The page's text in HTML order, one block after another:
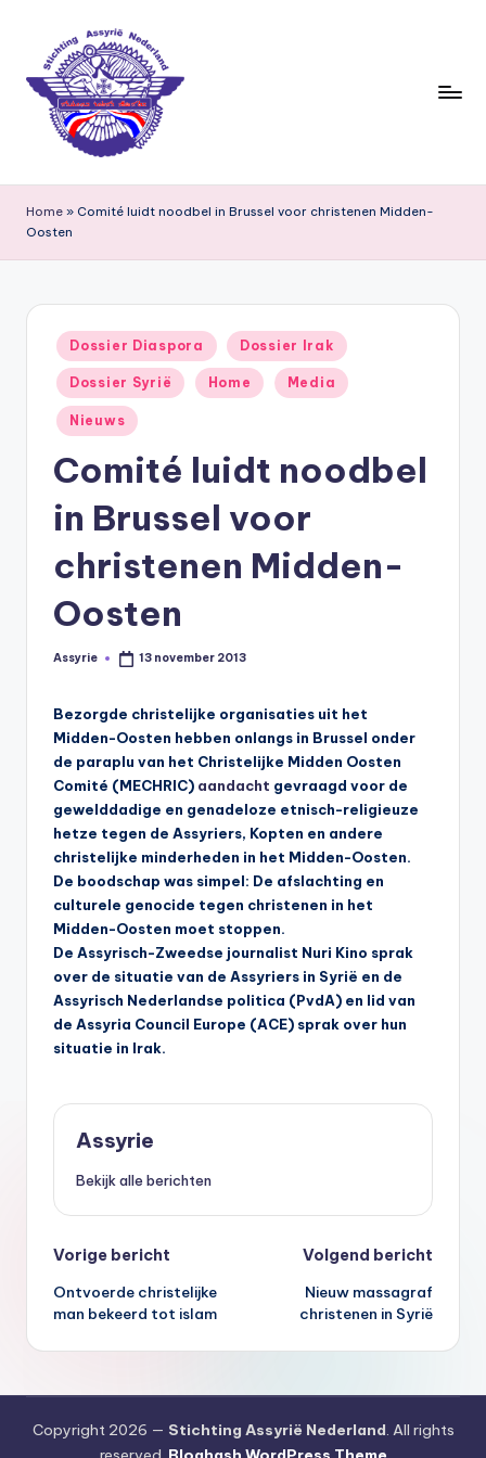
ti
c
ti
Home » Comité luidt noodbel in Brussel voor christenen Midden-
Oosten
Geplaatst
in
Dossier Diaspora Dossier Irak
Dossier Syrië Home Media
Nieuws
Comité luidt noodbel
in Brussel voor
christenen Midden-
Oosten
Geplaatst
Assyrie 13 november 2013
Bezorgde christelijke organisaties uit het
Midden-Oosten hebben onlangs in Brussel onder
de paraplu van het Christelijke Midden Oosten
Comité (MECHRIC) aandacht gevraagd voor de
gewelddadige en genadeloze etnisch-religieuze
hetze tegen de Assyriers, Kopten en andere
christelijke minderheden in het Midden-Oosten.
De boodschap was simpel: De afslachting en
culturele genocide tegen christenen in het
Midden-Oosten moet stoppen.
De Assyrisch-Zweedse journalist Nuri Kino sprak
over de situatie van de Assyriers in Syrië en de
Assyrisch Nederlandse politica (PvdA) en lid van
de Assyria Council Europe (ACE) sprak over hun
situatie in Irak.
Assyrie
Bekijk alle berichten
Bericht
navigatie
Vorige bericht
Ontvoerde christelijke
man bekeerd tot islam
Volgend bericht
Nieuw massagraf
christenen in Syrië
Copyright 2026 — Stichting Assyrië Nederland. All rights